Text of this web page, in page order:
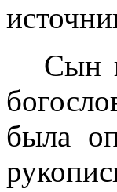
Сын
была